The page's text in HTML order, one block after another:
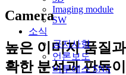
Imaging module
SW
소식
공지사항
언론보도
비투에스 SNS
Camera
높은 이미지 품질
확한 분석과 판독